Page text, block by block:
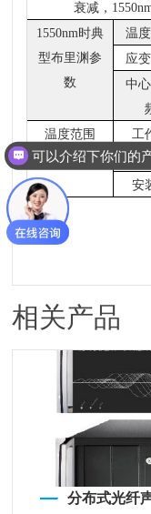
衰减，
1550nm时典
型布里渊参
数
温
应
中
温度范围 工
储
安
相关产品
分布式光纤